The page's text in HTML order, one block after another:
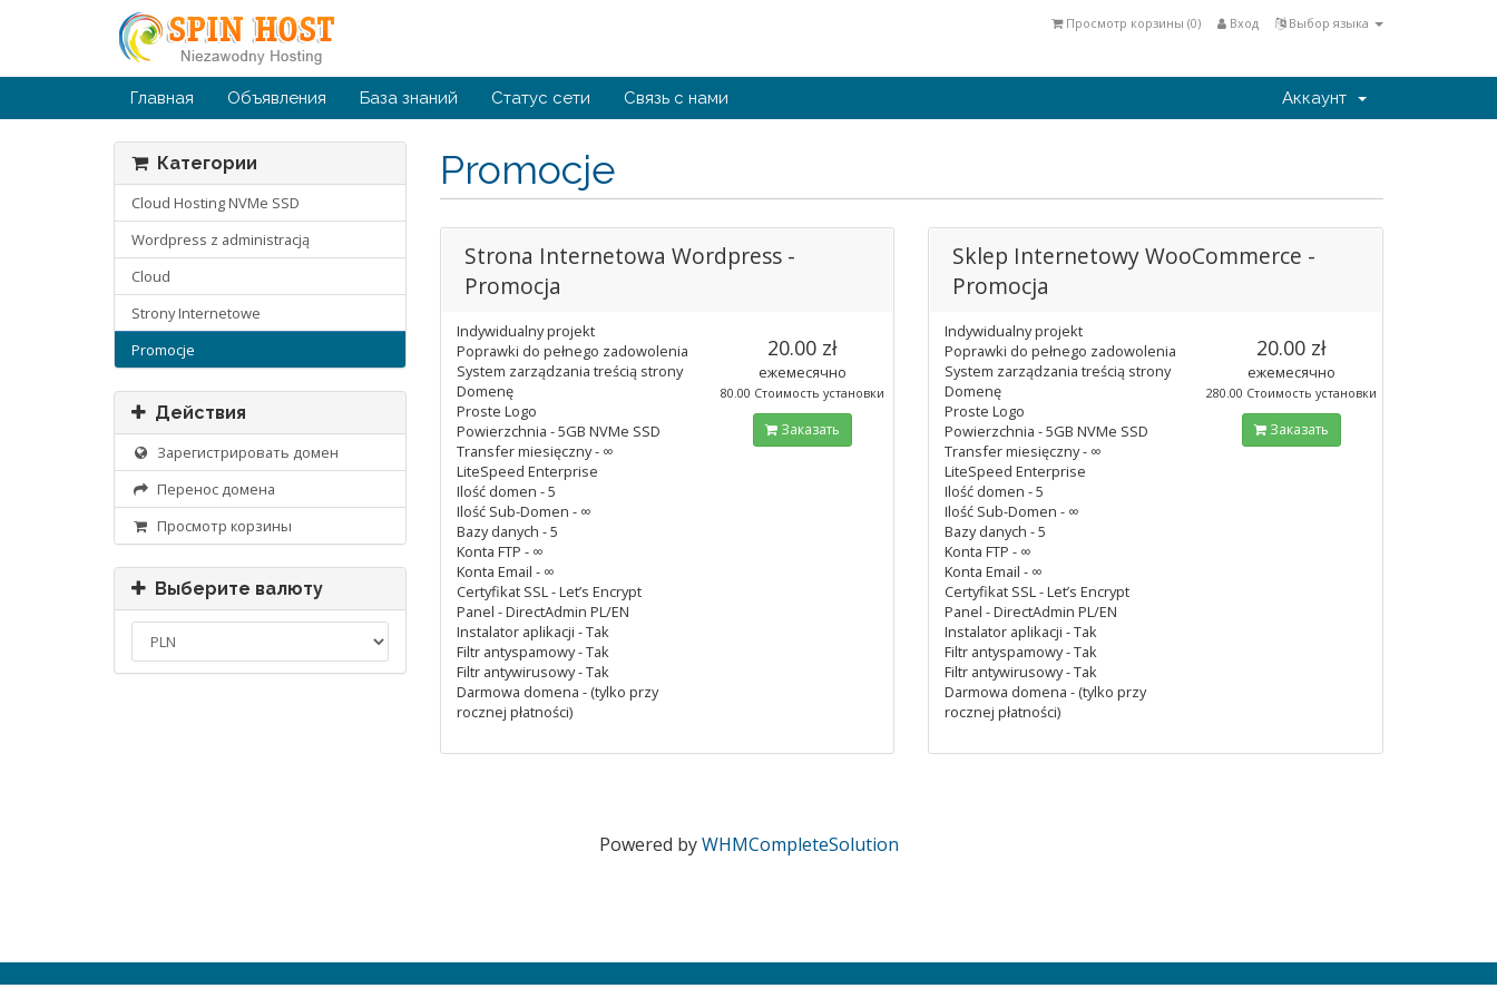
Выбор языка
Вход
Просмотр корзины (0)
Главная Объявления База знаний Статус сети Связь с нами Аккаунт
Promocje
Категории
Cloud Hosting NVMe SSD
Wordpress z administracją
Cloud
Strony Internetowe
Promocje
Действия
Зарегистрировать домен
Перенос домена
Просмотр корзины
Выберите валюту
Strona Internetowa Wordpress -
Promocja
Indywidualny projekt
Poprawki do pełnego zadowolenia
System zarządzania treścią strony
Domenę
Proste Logo
Powierzchnia - 5GB NVMe SSD
Transfer miesięczny - ∞
LiteSpeed Enterprise
Ilość domen - 5
Ilość Sub-Domen - ∞
Bazy danych - 5
Konta FTP - ∞
Konta Email - ∞
Certyfikat SSL - Let’s Encrypt
Panel - DirectAdmin PL/EN
Instalator aplikacji - Tak
Filtr antyspamowy - Tak
Filtr antywirusowy - Tak
Darmowa domena - (tylko przy
rocznej płatności)
20.00 zł
ежемесячно
80.00 Стоимость установки
Заказать
Sklep Internetowy WooCommerce -
Promocja
Indywidualny projekt
Poprawki do pełnego zadowolenia
System zarządzania treścią strony
Domenę
Proste Logo
Powierzchnia - 5GB NVMe SSD
Transfer miesięczny - ∞
LiteSpeed Enterprise
Ilość domen - 5
Ilość Sub-Domen - ∞
Bazy danych - 5
Konta FTP - ∞
Konta Email - ∞
Certyfikat SSL - Let’s Encrypt
Panel - DirectAdmin PL/EN
Instalator aplikacji - Tak
Filtr antyspamowy - Tak
Filtr antywirusowy - Tak
Darmowa domena - (tylko przy
rocznej płatności)
20.00 zł
ежемесячно
280.00 Стоимость установки
Заказать
Powered byWHMCompleteSolution